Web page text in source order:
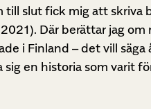
till slut fick mig att skriva
Där berättar jag om
i Finland – det vill säga
en historia som varit